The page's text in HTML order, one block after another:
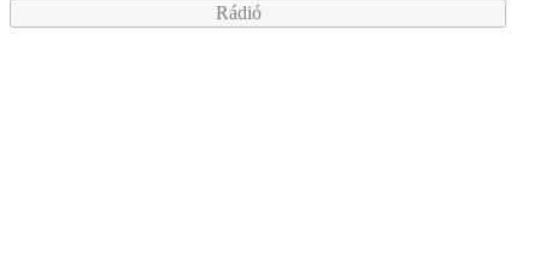
Rádió